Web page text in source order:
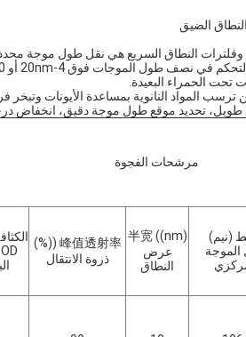
وفلترات النطاق السريع هي نقل طول
الحمراء البعيدة.
المواد النانوية بمساعدة الأيونات وتبخر
طويل، تحديد موقع طول موجة دقيق، انخفاض
مرشحات الفجوة
(نيم)
半宽 ((nm)
عرض
النطاق
峰值透射率 ((%)
ذروة الانتقال